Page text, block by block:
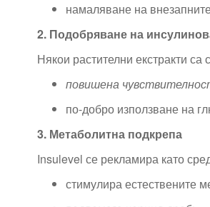
намаляване на
2. Подобряване на
Някои растителни екстракти са
повишена
по-добро използване на
3. Метаболитна подкрепа
Insulevel се рекламира като
стимулира естествените